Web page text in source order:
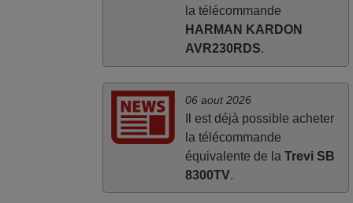
la télécommande
HARMAN KARDON
AVR230RDS.
06 aout 2026
Il est déjà possible acheter
la télécommande
équivalente de la Trevi SB
8300TV.